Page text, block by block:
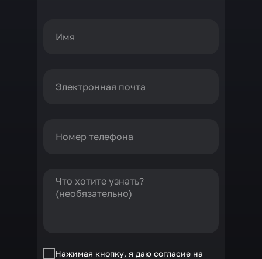
Нажимая кнопку, я даю согласие на